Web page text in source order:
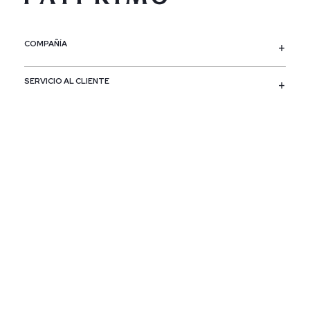
COMPAÑÍA
SERVICIO AL CLIENTE